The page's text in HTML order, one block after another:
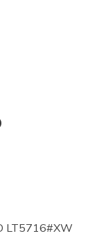
LT5716#XW